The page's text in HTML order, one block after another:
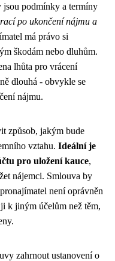
jsou podmínky a termíny
po ukončení nájmu a
má právo si
škodám nebo dluhům.
lhůta pro vrácení
dlouhá - obvykle se
nájmu.
způsob, jakým bude
vztahu. Ideální je
pro uložení kauce,
nájemci. Smlouva by
není oprávněn
k jiným účelům než těm,
zahrnout ustanovení o